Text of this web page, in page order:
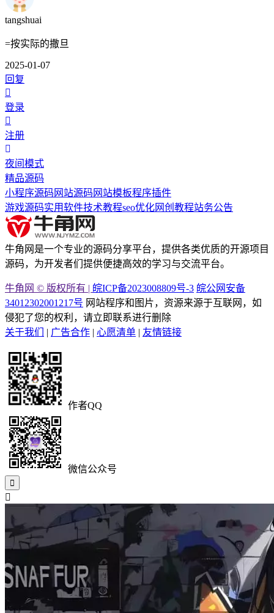
tangshuai
=按实际的撒旦
2025-01-07
回复
登录
注册
夜间模式
精品源码
小程序源码 网站源码 网站模板程序插件
游戏源码实用软件技术教程seo优化网创教程站务公告
牛角网是一个专业的源码分享平台，提供各类优质的开源项目
源码，为开发者们提供便捷高效的学习与交流平台。
牛角网 © 版权所有 | 皖ICP备2023008809号-3 皖公网安备
34012302001217号 网站程序和图片，资源来源于互联网，如
侵犯了您的权利，请立即联系进行删除
关于我们
| 广告合作 | 心愿清单 | 友情链接
作者QQ
微信公众号